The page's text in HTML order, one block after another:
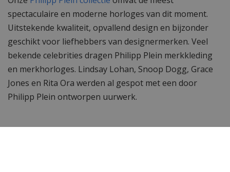
spectaculaire en moderne horloges van dit moment.
Uitstekende kwaliteit, opvallend design en bijzonder
geschikt voor liefhebbers van designermerken. Veel
bekende celebrities dragen Philipp Plein merkkleding
en merkhorloges. Lindsay Lohan, Snoop Dogg, Grace
Jones en Rita Ora werden al gespot met een door
Philipp Plein ontworpen uurwerk.